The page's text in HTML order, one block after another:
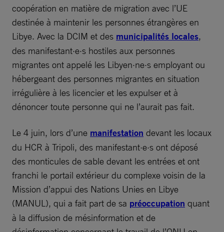
coopération en matière de migration avec l’UE
destinée à maintenir les personnes étrangères en
Libye. Avec la DCIM et des municipalités locales,
des manifestant·e·s hostiles aux personnes
migrantes ont appelé les Libyen·ne·s employant ou
hébergeant des personnes migrantes en situation
irrégulière à les licencier et les expulser et à
dénoncer toute personne qui ne l’aurait pas fait.
Le 4 juin, lors d’une manifestation devant les locaux
du HCR à Tripoli, des manifestant·e·s ont déposé
des monticules de sable devant les entrées et ont
franchi le portail extérieur du complexe voisin de la
Mission d’appui des Nations Unies en Libye
(MANUL), qui a fait part de sa préoccupation quant
à la diffusion de mésinformation et de